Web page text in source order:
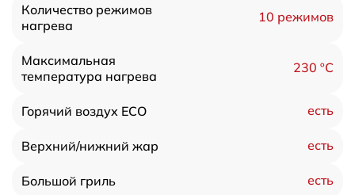
Количество режимов
нагрева
10 режимов
Максимальная
температура нагрева
230 ºC
Горячий воздух ECO есть
Верхний/нижний жар есть
Большой гриль есть